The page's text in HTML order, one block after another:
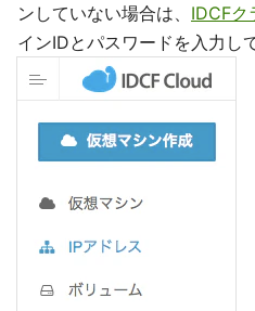
ンしていない場合は、 IDCFク
インIDとパスワードを入力し